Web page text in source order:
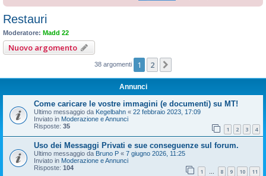
Restauri
Moderatore: Madd 22
Nuovo argomento
38 argomenti 1 2
Annunci
Come caricare le vostre immagini (e documenti) su MT!
Ultimo messaggio da Kegelbahn « 22 febbraio 2023, 17:09
Inviato in Moderazione e Annunci
Risposte: 35 1 2 3 4
Uso dei Messaggi Privati e sue conseguenze sul forum.
Ultimo messaggio da Bruno P « 7 giugno 2026, 11:25
Inviato in Moderazione e Annunci
Risposte: 104 1 … 8 9 10 11